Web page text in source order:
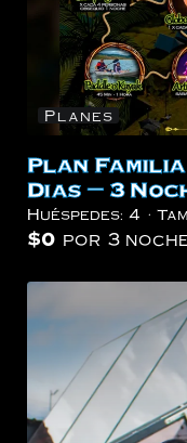
Planes
Plan
Dias – 3
Huéspedes: 4
$0 por 3